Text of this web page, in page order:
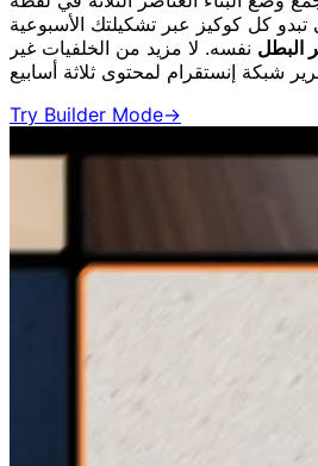
كل كوكيز عبر تشكيلتك الأسبوعية
البطل نفسه. لا مزيد من الخلفيات غير
Try Builder Mode→